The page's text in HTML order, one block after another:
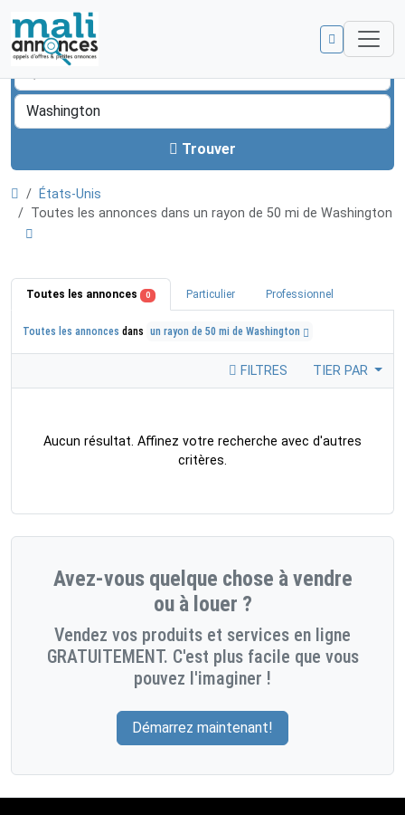
Trouver
États-Unis
Toutes les annonces dans un rayon de 50 mi de Washington
Toutes les annonces 0 Particulier Professionnel
Toutes les annonces dans un rayon de 50 mi de Washington
FILTRES TIER PAR
Aucun résultat. Affinez votre recherche avec d'autres
critères.
Avez-vous quelque chose à vendre
ou à louer ?
Vendez vos produits et services en ligne
GRATUITEMENT. C'est plus facile que vous
pouvez l'imaginer !
Démarrez maintenant!